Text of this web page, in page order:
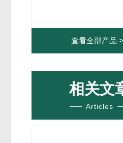
查看全部产品
相关文
Articles